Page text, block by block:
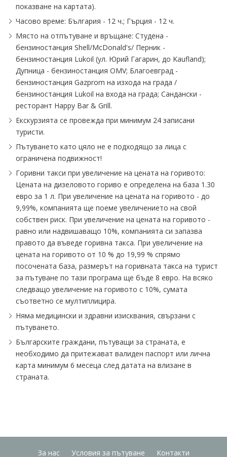
показване на картата).
Часово време: България - 12 ч.; Гърция - 12 ч.
Място на отпътуване и връщане: Студена -
бензиностанция Shell∕McDonald's∕ Перник -
бензиностанция Lukoil (ул. Юрий Гагарин, до Kaufland);
Дупница - бензиностанция OMV; Благоевград -
бензиностанция Gazprom на изхода на града ∕
бензиностанция Lukoil на входа на града; Сандански -
ресторант Happy Bar & Grill.
Екскурзията се провежда при минимум 24 записани
туристи.
Пътуването като цяло не е подходящо за лица с
ограничена подвижност!
Горивни такси при увеличение на цената на горивото:
Цената на дизеловото гориво е определена на база 1.30
eвро за 1 л. При увеличение на цената на горивото - до
9,99%, компанията ще поеме увеличението на свой
собствен риск. При увеличение на цената на горивото -
равно или надвишаващо 10%, компанията си запазва
правото да въведе горивна такса. При увеличение на
цената на горивото от 10 % до 19,99 % спрямо
посочената база, размерът на горивната такса на турист
за пътуване по тази програма ще бъде 8 евро. На всяко
следващо увеличение на горивото с 10%, сумата
съответно се мултиплицира.
Няма медицински и здравни изисквания, свързани с
пътуването.
Българските граждани, пътуващи за страната, е
необходимо да притежават валиден паспорт или лична
карта минимум 6 месеца след датата на влизане в
страната.
За нас Условия за пътуване Контакти